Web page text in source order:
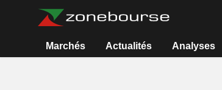
Marchés Actualités Analyses